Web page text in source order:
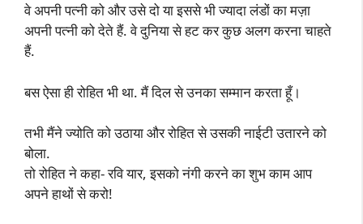
वे अपनी पत्नी को और उसे दो या इससे भी ज्यादा लंडों का मज़ा
अपनी पत्नी को देते हैं. वे दुनिया से हट कर कुछ अलग करना चाहते
हैं.
बस ऐसा ही रोहित भी था. मैं दिल से उनका सम्मान करता हूँ।
तभी मैंने ज्योति को उठाया और रोहित से उसकी नाईटी उतारने को
बोला.
तो रोहित ने कहा- रवि यार, इसको नंगी करने का शुभ काम आप
अपने हाथों से करो!